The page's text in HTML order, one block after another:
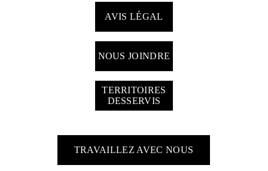
TRAVAILLEZ AVEC NOUS
AVIS LÉGAL
NOUS JOINDRE
TERRITOIRES
DESSERVIS